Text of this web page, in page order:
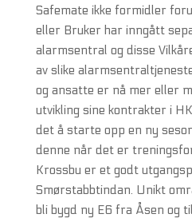
Safemate ikke formidler
eller Bruker har inngått
alarmsentral og disse
av slike
og ansatte er nå mer eller
utvikling sine kontrakter i
det å starte opp en ny
denne når det er
Krossbu er et godt
Smørstabbtindan. Unikt
bli bygd ny E6 fra Åsen og